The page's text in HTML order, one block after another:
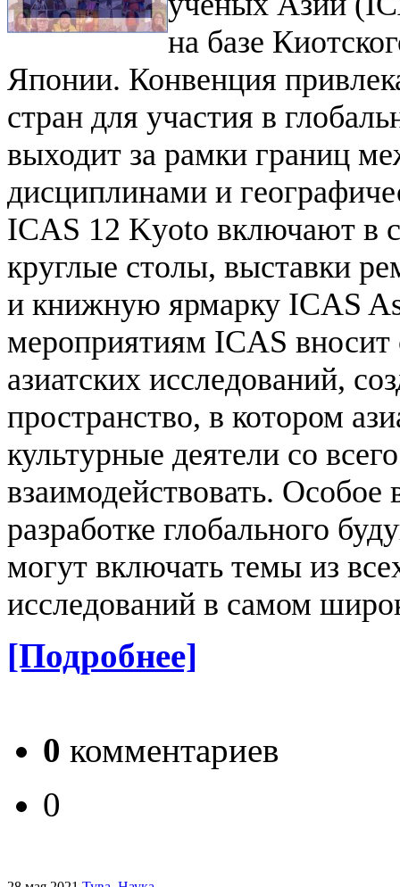
на базе
Японии. Конвенция
стран для участия в
выходит за рамки границ
дисциплинами и
ICAS 12 Kyoto включают в
круглые столы, выставки
и книжную ярмарку ICAS
мероприятиям ICAS вносит
азиатских исследований,
пространство, в котором
культурные деятели со
взаимодействовать. Особое
разработке глобального
могут включать темы из
исследований в самом
[Подробнее]
0 комментариев
0